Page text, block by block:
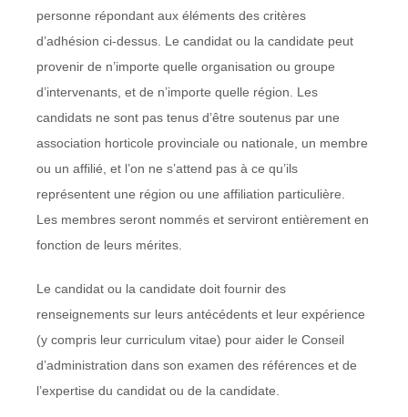
personne répondant aux éléments des critères
d’adhésion ci-dessus. Le candidat ou la candidate peut
provenir de n’importe quelle organisation ou groupe
d’intervenants, et de n’importe quelle région. Les
candidats ne sont pas tenus d’être soutenus par une
association horticole provinciale ou nationale, un membre
ou un affilié, et l’on ne s’attend pas à ce qu’ils
représentent une région ou une affiliation particulière.
Les membres seront nommés et serviront entièrement en
fonction de leurs mérites.
Le candidat ou la candidate doit fournir des
renseignements sur leurs antécédents et leur expérience
(y compris leur curriculum vitae) pour aider le Conseil
d’administration dans son examen des références et de
l’expertise du candidat ou de la candidate.